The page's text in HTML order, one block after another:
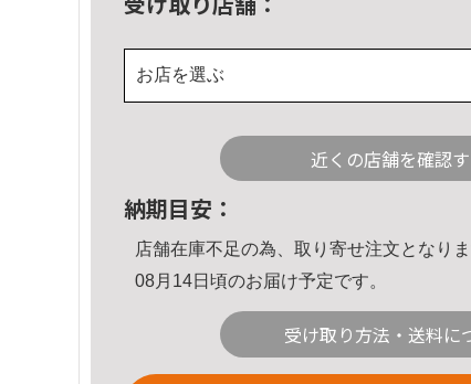
お店を選ぶ
近くの店舗を確認
納期目安：
店舗在庫不足の為、取り寄せ注文となりま
08月14日頃のお届け予定です。
受け取り方法・送料に